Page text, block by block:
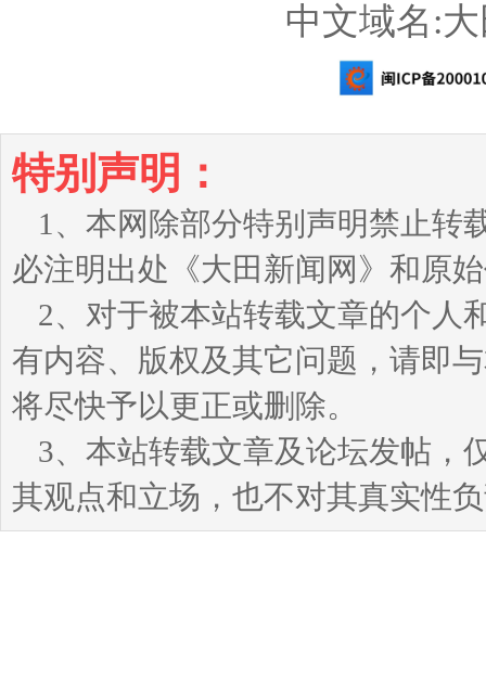
中文域名:
特别声明：
1、本网除部分特别声明禁止转
必注明出处《大田新闻网》和原
2、对于被本站转载文章的个人
有内容、版权及其它问题，请即
将尽快予以更正或删除。
3、本站转载文章及论坛发帖，
其观点和立场，也不对其真实性